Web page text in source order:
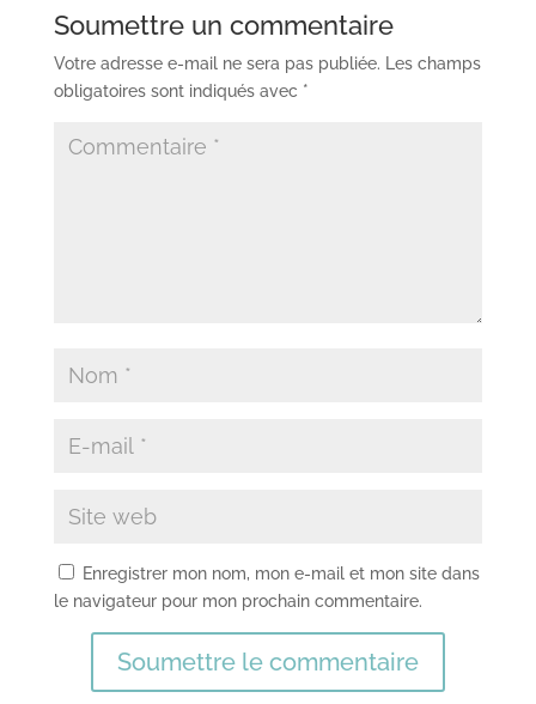
Soumettre un commentaire
Votre adresse e-mail ne sera pas publiée. Les champs
obligatoires sont indiqués avec *
Enregistrer mon nom, mon e-mail et mon site dans
le navigateur pour mon prochain commentaire.
Soumettre le commentaire